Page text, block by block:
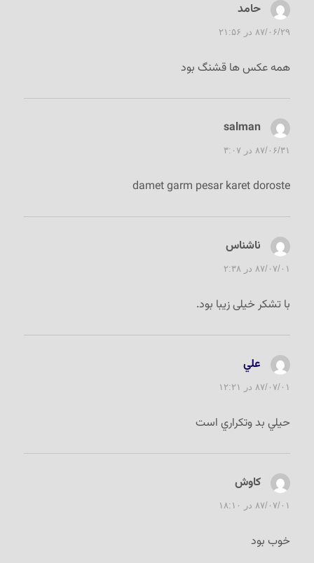
حامد
۸۷/۰۶/۲۹ در ۲۱:۵۶
همه عکس ها قشنگ بود
salman
۸۷/۰۶/۳۱ در ۳:۰۷
damet garm pesar karet doroste
ناشناس
۸۷/۰۷/۰۱ در ۲:۳۸
با تشکر خیلی زیبا بود.
علي
۸۷/۰۷/۰۱ در ۱۲:۲۱
حيلي بد وتكراري است
كاوش
۸۷/۰۷/۰۱ در ۱۸:۱۰
خوب بود